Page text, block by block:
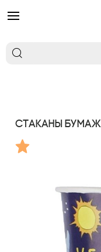
Стаканы